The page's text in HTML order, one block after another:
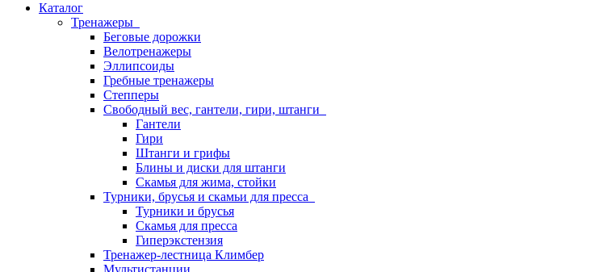
Каталог
Тренажеры
Беговые дорожки
Велотренажеры
Эллипсоиды
Гребные тренажеры
Степперы
Свободный вес, гантели, гири, штанги
Гантели
Гири
Штанги и грифы
Блины и диски для штанги
Скамья для жима, стойки
Турники, брусья и скамьи для пресса
Турники и брусья
Скамья для пресса
Гиперэкстензия
Тренажер-лестница Климбер
Мультистанции